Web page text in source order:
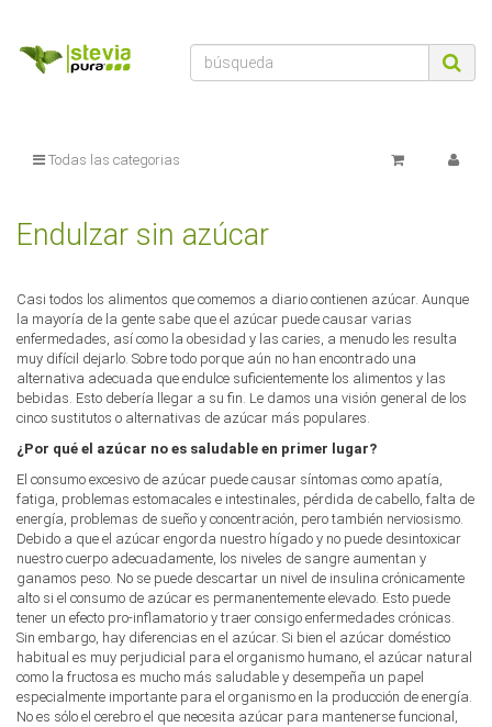
Todas las categorias
Endulzar sin azúcar
Casi todos los alimentos que comemos a diario contienen azúcar. Aunque
la mayoría de la gente sabe que el azúcar puede causar varias
enfermedades, así como la obesidad y las caries, a menudo les resulta
muy difícil dejarlo. Sobre todo porque aún no han encontrado una
alternativa adecuada que endulce suficientemente los alimentos y las
bebidas. Esto debería llegar a su fin. Le damos una visión general de los
cinco sustitutos o alternativas de azúcar más populares.
¿Por qué el azúcar no es saludable en primer lugar?
El consumo excesivo de azúcar puede causar síntomas como apatía,
fatiga, problemas estomacales e intestinales, pérdida de cabello, falta de
energía, problemas de sueño y concentración, pero también nerviosismo.
Debido a que el azúcar engorda nuestro hígado y no puede desintoxicar
nuestro cuerpo adecuadamente, los niveles de sangre aumentan y
ganamos peso. No se puede descartar un nivel de insulina crónicamente
alto si el consumo de azúcar es permanentemente elevado. Esto puede
tener un efecto pro-inflamatorio y traer consigo enfermedades crónicas.
Sin embargo, hay diferencias en el azúcar. Si bien el azúcar doméstico
habitual es muy perjudicial para el organismo humano, el azúcar natural
como la fructosa es mucho más saludable y desempeña un papel
especialmente importante para el organismo en la producción de energía.
No es sólo el cerebro el que necesita azúcar para mantenerse funcional,